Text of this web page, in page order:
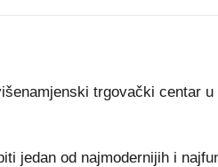
trgovački centar
jedan od najmodernijih i